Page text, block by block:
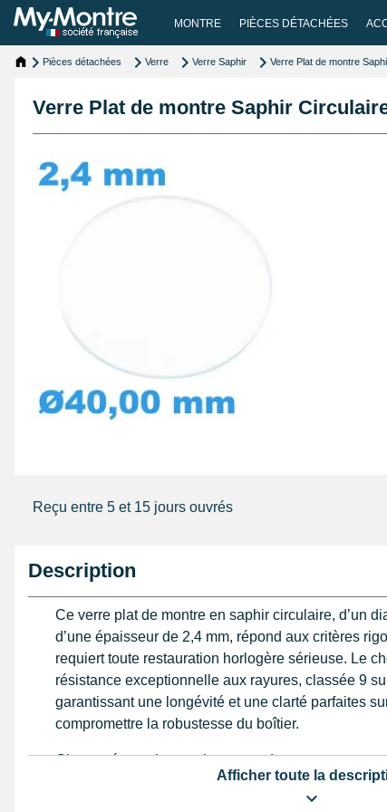
MONTRE PIÈCES DÉTACHÉES
Pièces détachées Verre Verre Saphir Verre Plat de montre
Verre Plat de montre Saphir
Reçu entre 5 et 15 jours ouvrés
Description
Ce verre plat de montre en saphir circulaire, d’un
d’une épaisseur de 2,4 mm, répond aux critères
requiert toute restauration horlogère sérieuse. Le
résistance exceptionnelle aux rayures, classée 9
garantissant une longévité et une clarté parfaites
compromettre la robustesse du boîtier.
Chaque étape de remplacement de ce verre est
diamètre est indispensable pour une intégration
tout jeu ou tension qui pourrait compromettre
Afficher toute la